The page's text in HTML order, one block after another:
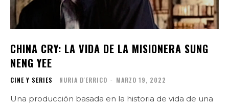
CHINA CRY: LA VIDA DE LA MISIONERA SUNG
NENG YEE
CINE Y SERIES NURIA D'ERRICO - MARZO 19, 2022
Una producción basada en la historia de vida de una